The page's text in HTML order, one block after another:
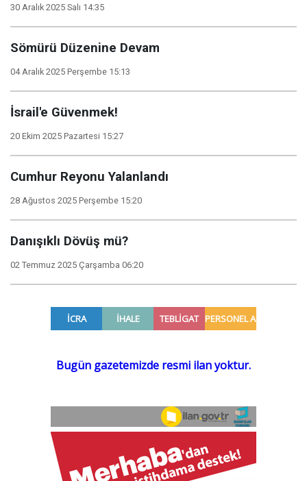
30 Aralık 2025 Salı 14:35
Sömürü Düzenine Devam
04 Aralık 2025 Perşembe 15:13
İsrail'e Güvenmek!
20 Ekim 2025 Pazartesi 15:27
Cumhur Reyonu Yalanlandı
28 Ağustos 2025 Perşembe 15:20
Danışıklı Dövüş mü?
02 Temmuz 2025 Çarşamba 06:20